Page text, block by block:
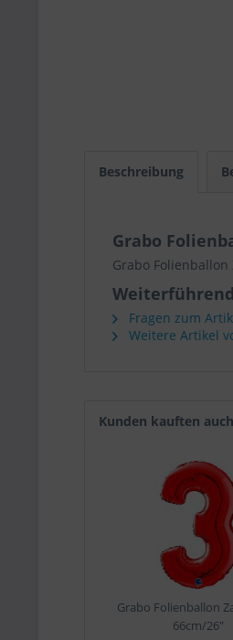
Beschreibung
Grabo
Grabo Folienballon
Fragen zum
Weitere Artikel
Kunden kauften auch
Grabo Folienballon
66cm/26"